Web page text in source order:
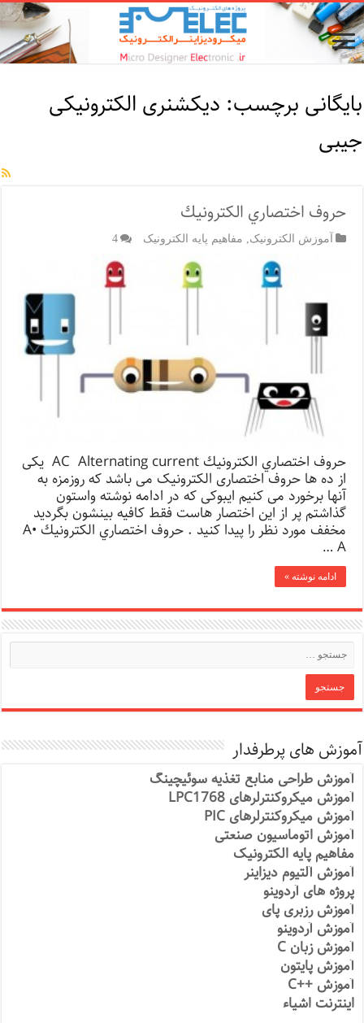
بایگانی برچسب: دیکشنری الکترونیکی
جیبی
حروف اختصاري الكترونيك
آموزش الکترونیک مفاهیم پایه الکترونیک 4
حروف اختصاري الكترونيك AC Alternating current یکی
از ده ها حروف اختصاری الکترونیک می باشد که روزمزه به
آنها برخورد می کنیم ایبوکی که در ادامه نوشته واستون
گذاشتم پر از این اختصار هاست فقط کافیه بینشون بگردید
مخفف مورد نظر را پیدا کنید . حروف اختصاري الكترونيك A•
A …
ادامه نوشته »
آموزش های پرطرفدار
آموزش طراحی منابع تغذیه سوئیچینگ
آموزش میکروکنترلرهای LPC1768
آموزش میکروکنترلرهای PIC
آموزش اتوماسیون صنعتی
مفاهیم پایه الکترونیک
آموزش آلتیوم دیزاینر
پروژه های آردوینو
آموزش رزبری پای
آموزش آردوینو
آموزش زبان C
آموزش پایتون
آموزش ++C
اینترنت اشیاء